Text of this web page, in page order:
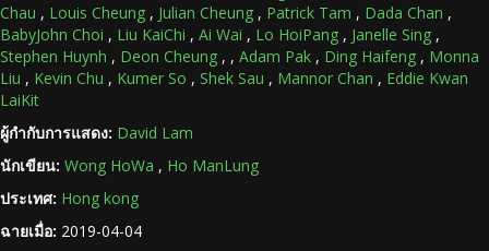
Chau , Louis Cheung , Julian Cheung , Patrick Tam , Dada Chan ,
BabyJohn Choi , Liu KaiChi , Ai Wai , Lo HoiPang , Janelle Sing ,
Stephen Huynh , Deon Cheung , , Adam Pak , Ding Haifeng , Monna
Liu , Kevin Chu , Kumer So , Shek Sau , Mannor Chan , Eddie Kwan
LaiKit
ผู้กำกับการแสดง: David Lam
นักเขียน: Wong HoWa , Ho ManLung
ประเทศ: Hong kong
ฉายเมื่อ: 2019-04-04